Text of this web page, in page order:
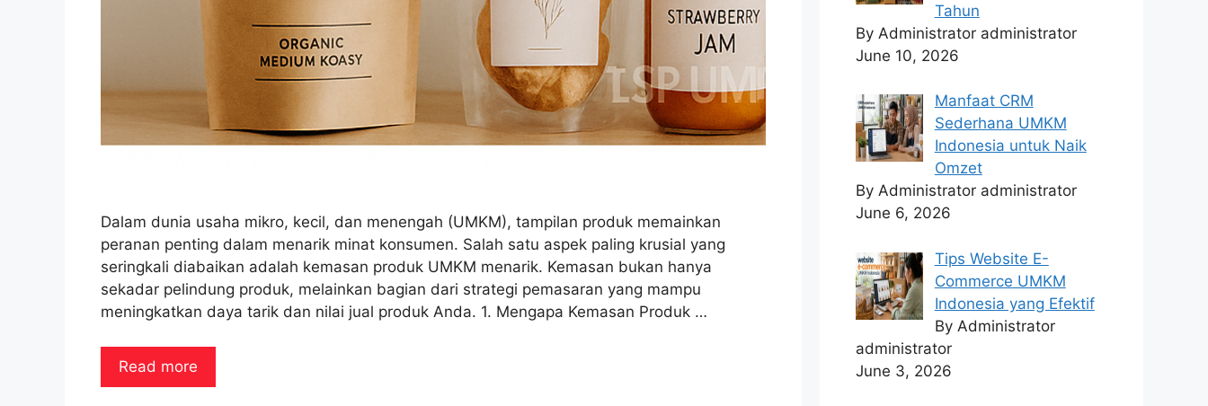
Dalam dunia usaha mikro, kecil, dan menengah (UMKM), tampilan produk memainkan
peranan penting dalam menarik minat konsumen. Salah satu aspek paling krusial yang
seringkali diabaikan adalah kemasan produk UMKM menarik. Kemasan bukan hanya
sekadar pelindung produk, melainkan bagian dari strategi pemasaran yang mampu
meningkatkan daya tarik dan nilai jual produk Anda. 1. Mengapa Kemasan Produk …
Read more
Tahun
By Administrator administrator
June 10, 2026
Manfaat CRM
Sederhana UMKM
Indonesia untuk Naik
Omzet
By Administrator administrator
June 6, 2026
Tips Website E-
Commerce UMKM
Indonesia yang Efektif
By Administrator
administrator
June 3, 2026